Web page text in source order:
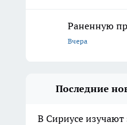
Раненную
Вчера
Последние
В Сириусе изучают